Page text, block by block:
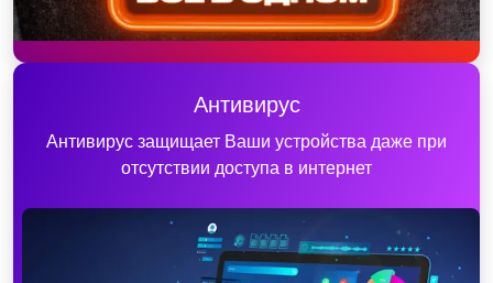
Антивирус
Антивирус защищает Ваши устройства даже при
отсутствии доступа в интернет